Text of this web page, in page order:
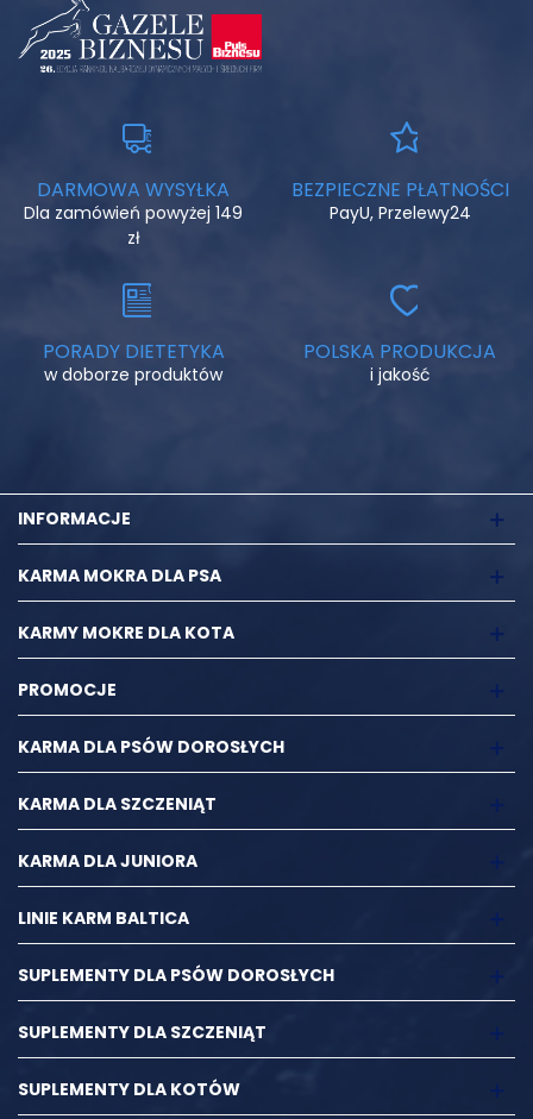
DARMOWA WYSYŁKA
Dla zamówień powyżej 149
zł
BEZPIECZNE PŁATNOŚCI
PayU, Przelewy24
PORADY DIETETYKA
w doborze produktów
POLSKA PRODUKCJA
i jakość
INFORMACJE
KARMA MOKRA DLA PSA
KARMY MOKRE DLA KOTA
PROMOCJE
KARMA DLA PSÓW DOROSŁYCH
KARMA DLA SZCZENIĄT
KARMA DLA JUNIORA
LINIE KARM BALTICA
SUPLEMENTY DLA PSÓW DOROSŁYCH
SUPLEMENTY DLA SZCZENIĄT
SUPLEMENTY DLA KOTÓW